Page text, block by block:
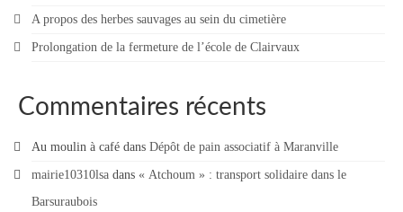
A propos des herbes sauvages au sein du cimetière
Prolongation de la fermeture de l’école de Clairvaux
Commentaires récents
Au moulin à café dans Dépôt de pain associatif à Maranville
mairie10310lsa dans « Atchoum » : transport solidaire dans le
Barsuraubois